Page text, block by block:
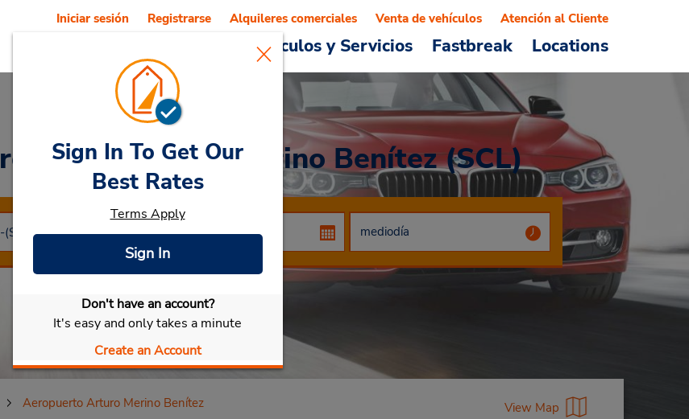
Vehículos y Servicios Fastbreak Locations
Iniciar sesión Registrarse Alquileres comerciales Venta de vehículos Atención al Cliente
Arturo Merino Benítez (SCL)
Seleccionar mi vehículo
Sign In To Get Our
Best Rates
Terms Apply
Sign In
Don't have an account?
It's easy and only takes a minute
Create an Account
Aeropuerto Arturo Merino Benítez View Map